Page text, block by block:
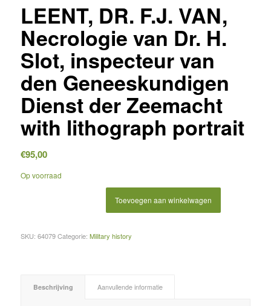
LEENT, DR. F.J. VAN,
Necrologie van Dr. H.
Slot, inspecteur van
den Geneeskundigen
Dienst der Zeemacht
with lithograph portrait
€95,00
Op voorraad
Toevoegen aan winkelwagen
SKU: 64079 Categorie: Military history
Beschrijving Aanvullende informatie